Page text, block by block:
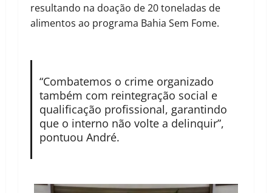
resultando na doação de 20 toneladas de
alimentos ao programa Bahia Sem Fome.
“Combatemos o crime organizado
também com reintegração social e
qualificação profissional, garantindo
que o interno não volte a delinquir”,
pontuou André.